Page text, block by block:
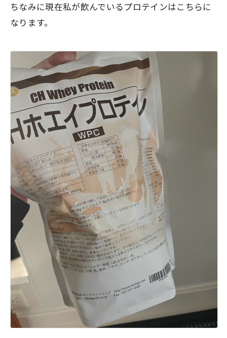
ちなみに現在私が飲んでいるプロテインはこちらに
なります。